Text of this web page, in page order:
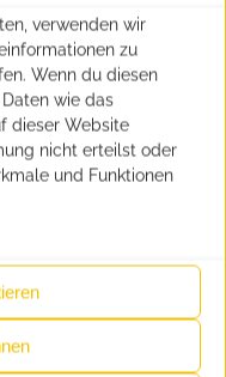
verwenden wir
zu
Wenn du diesen
wie das
dieser Website
nicht erteilst oder
und Funktionen
// USB-
(DAB+) //
Plus) // aktiver
//
(SAM) //
// Außenspiegel
//